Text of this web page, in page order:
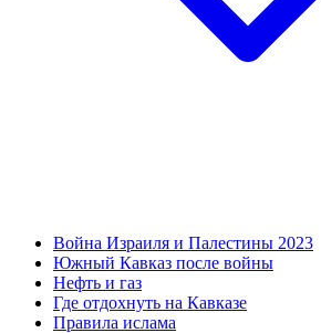
Война Израиля и Палестины 2023
Южный Кавказ после войны
Нефть и газ
Где отдохнуть на Кавказе
Правила ислама